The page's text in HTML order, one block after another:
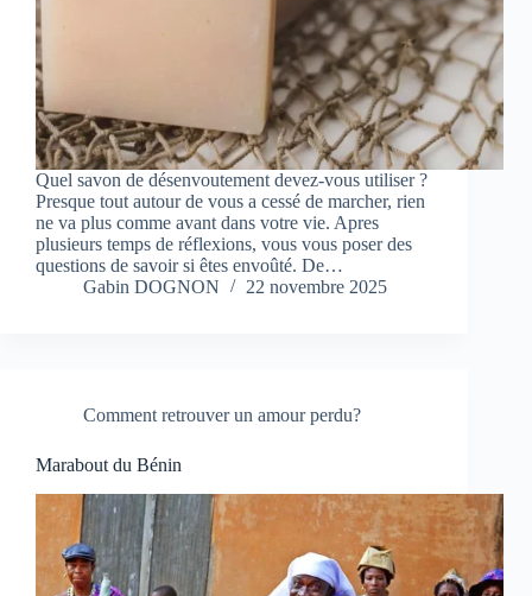
Quel savon de désenvoutement devez-vous utiliser ?
Presque tout autour de vous a cessé de marcher, rien
ne va plus comme avant dans votre vie. Apres
plusieurs temps de réflexions, vous vous poser des
questions de savoir si êtes envoûté. De…
Gabin DOGNON
22 novembre 2025
Comment retrouver un amour perdu?
Marabout du Bénin